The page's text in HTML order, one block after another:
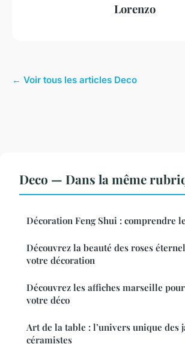
Lorenzo
← Voir tous les articles Deco
Deco — Dans la même
Décoration Feng Shui : comprendre
Découvrez la beauté des roses
votre décoration
Découvrez les affiches marseille
votre déco
Art de la table : l’univers unique des
céramistes